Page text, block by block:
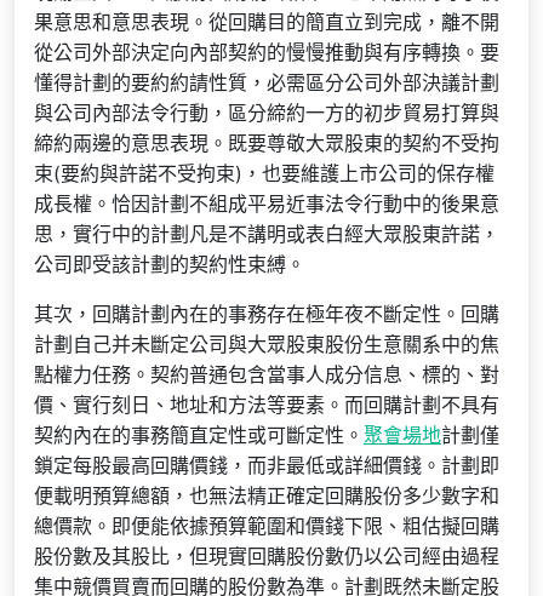
果意思和意思表現。從回購目的簡直立到完成，離不開
從公司外部決定向內部契約的慢慢推動與有序轉換。要
懂得計劃的要約約請性質，必需區分公司外部決議計劃
與公司內部法令行動，區分締約一方的初步貿易打算與
締約兩邊的意思表現。既要尊敬大眾股東的契約不受拘
束(要約與許諾不受拘束)，也要維護上市公司的保存權
成長權。恰因計劃不組成平易近事法令行動中的後果意
思，實行中的計劃凡是不講明或表白經大眾股東許諾，
公司即受該計劃的契約性束縛。
其次，回購計劃內在的事務存在極年夜不斷定性。回購
計劃自己并未斷定公司與大眾股東股份生意關系中的焦
點權力任務。契約普通包含當事人成分信息、標的、對
價、實行刻日、地址和方法等要素。而回購計劃不具有
契約內在的事務簡直定性或可斷定性。 聚會場地計劃僅
鎖定每股最高回購價錢，而非最低或詳細價錢。計劃即
便載明預算總額，也無法精正確定回購股份多少數字和
總價款。即便能依據預算範圍和價錢下限、粗估擬回購
股份數及其股比，但現實回購股份數仍以公司經由過程
集中競價買賣而回購的股份數為準。計劃既然未斷定股